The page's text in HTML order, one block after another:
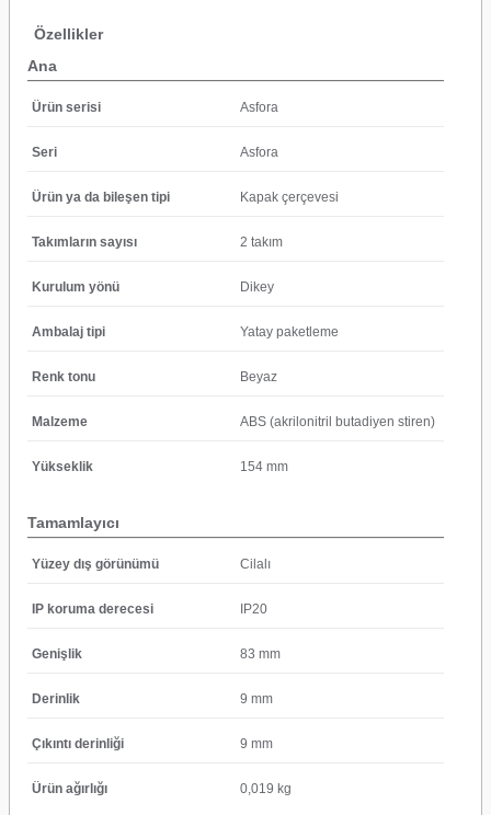
Özellikler
Ana
Ürün serisi Asfora
Seri Asfora
Ürün ya da bileşen tipi Kapak çerçevesi
Takımların sayısı 2 takım
Kurulum yönü Dikey
Ambalaj tipi Yatay paketleme
Renk tonu Beyaz
Malzeme ABS (akrilonitril butadiyen stiren)
Yükseklik 154 mm
Tamamlayıcı
Yüzey dış görünümü Cilalı
IP koruma derecesi IP20
Genişlik 83 mm
Derinlik 9 mm
Çıkıntı derinliği 9 mm
Ürün ağırlığı 0,019 kg